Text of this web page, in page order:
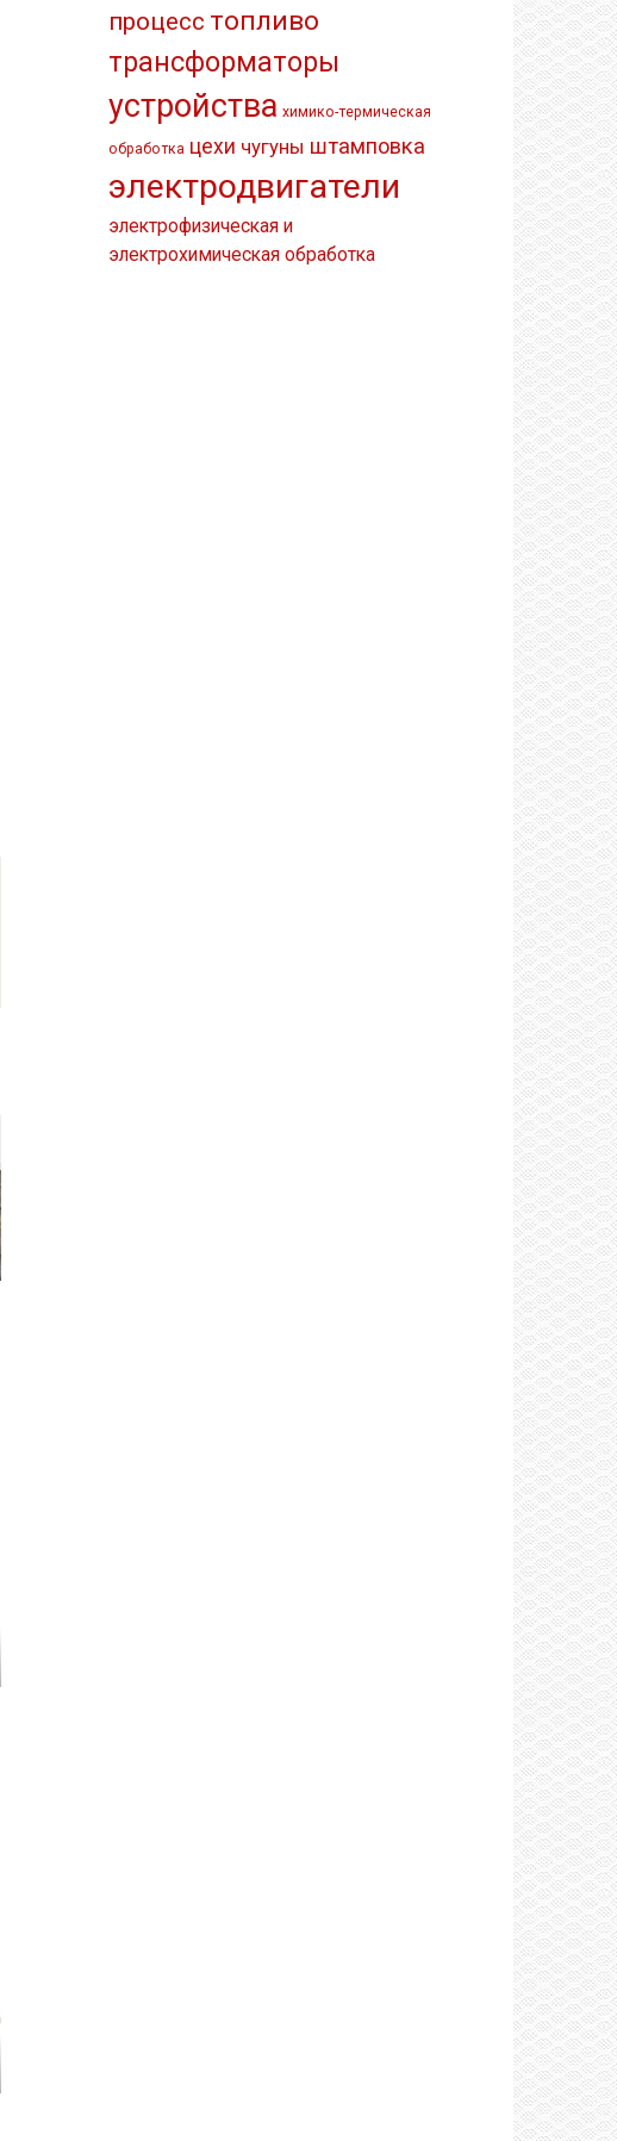
процесс топливо
трансформаторы
устройства химико-термическая
обработка цехи чугуны штамповка
электродвигатели
электрофизическая и
электрохимическая обработка